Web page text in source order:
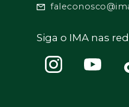
Siga o IMA nas